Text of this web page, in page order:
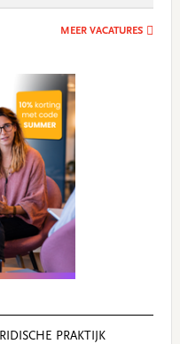
MEER VACATURES
PRAKTIJK